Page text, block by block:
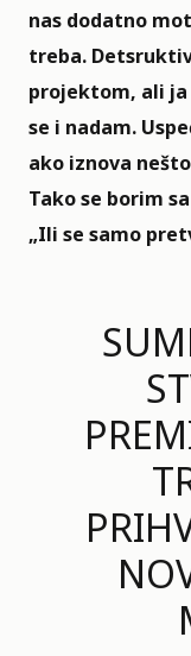
nas dodatno
treba.
projektom, ali ja
se i nadam.
ako iznova
Tako se borim
„Ili se samo